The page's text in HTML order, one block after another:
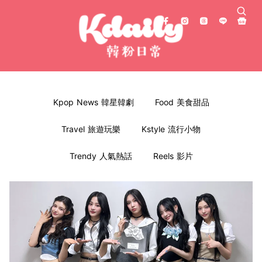
Kpop News 韓星韓劇 Food 美食甜品
Travel 旅遊玩樂 Kstyle 流行小物
Trendy 人氣熱話 Reels 影片